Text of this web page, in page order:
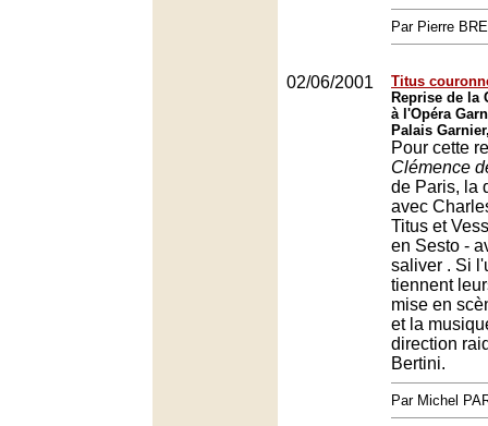
Par Pierre
02/06/2001
Titus
Reprise de la
à l'Opéra
Palais
Pour cette
Clémence
de Paris, la
avec
Titus et
en Sesto -
saliver . Si
tiennent
mise en
et la
direction
Bertini.
Par Michel